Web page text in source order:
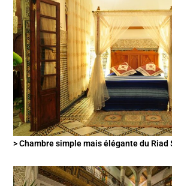
> Chambre simple mais élégante du Riad